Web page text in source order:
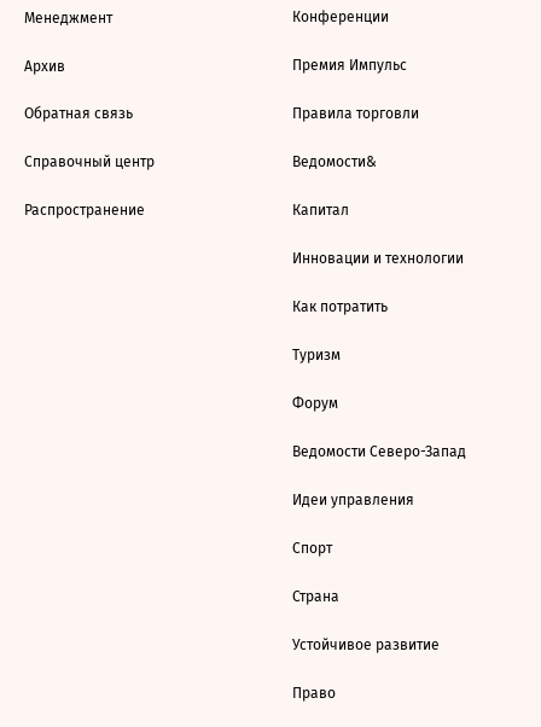
Менеджмент
Архив
Обратная связь
Справочный центр
Распространение
Конференции
Премия Импульс
Правила торговли
Ведомости&
Капитал
Инновации и технологии
Как потратить
Туризм
Форум
Ведомости Северо-Запад
Идеи управления
Спорт
Страна
Устойчивое развитие
Право